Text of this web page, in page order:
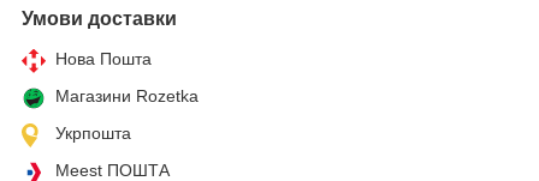
Умови доставки
Нова Пошта
Магазини Rozetka
Укрпошта
Meest ПОШТА